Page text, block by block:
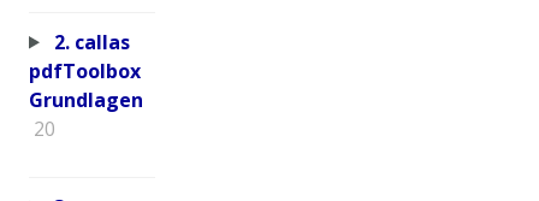
2. callas
pdfToolbox
Grundlagen
20